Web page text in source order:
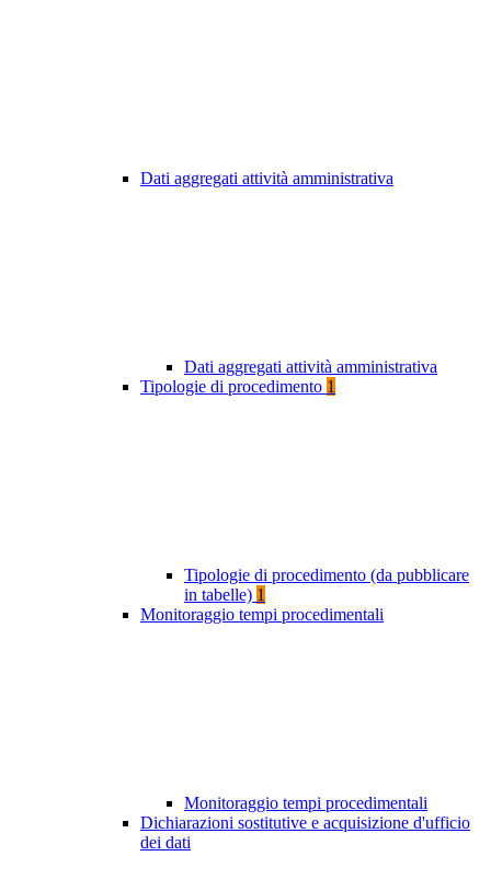
Dati aggregati attività amministrativa
Dati aggregati attività amministrativa
Tipologie di procedimento 1
Tipologie di procedimento (da pubblicare
in tabelle) 1
Monitoraggio tempi procedimentali
Monitoraggio tempi procedimentali
Dichiarazioni sostitutive e acquisizione d'ufficio
dei dati